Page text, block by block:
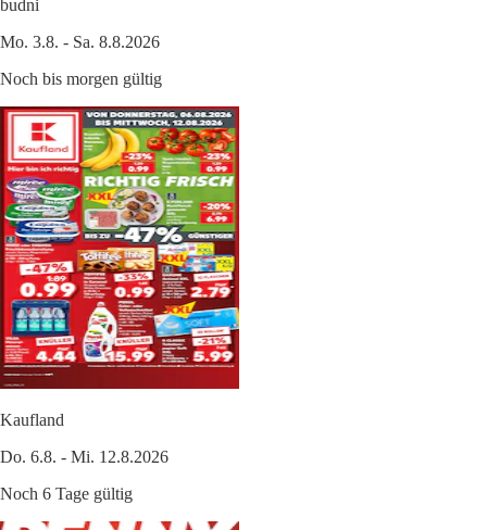
budni
Mo. 3.8. - Sa. 8.8.2026
Noch bis morgen gültig
Kaufland
Do. 6.8. - Mi. 12.8.2026
Noch 6 Tage gültig